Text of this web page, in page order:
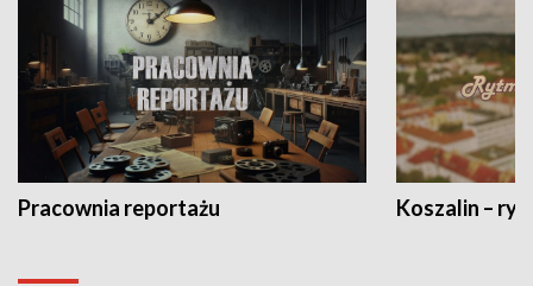
Pracownia reportażu Koszalin –